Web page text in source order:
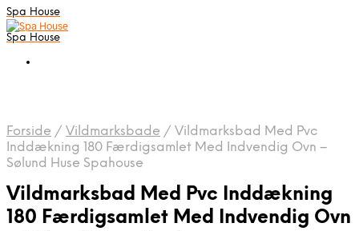
Spa House
Spa House
Forside / Vildmarksbade / Vildmarksbad Med Pvc
Inddækning 180 Færdigsamlet Med Indvendig Ovn –
Sølund Huse Spahouse
Vildmarksbad Med Pvc Inddækning
180 Færdigsamlet Med Indvendig Ovn